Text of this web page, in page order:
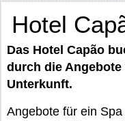
Hotel
Das Hotel Capão
durch die
Unterkunft.
Angebote für ein